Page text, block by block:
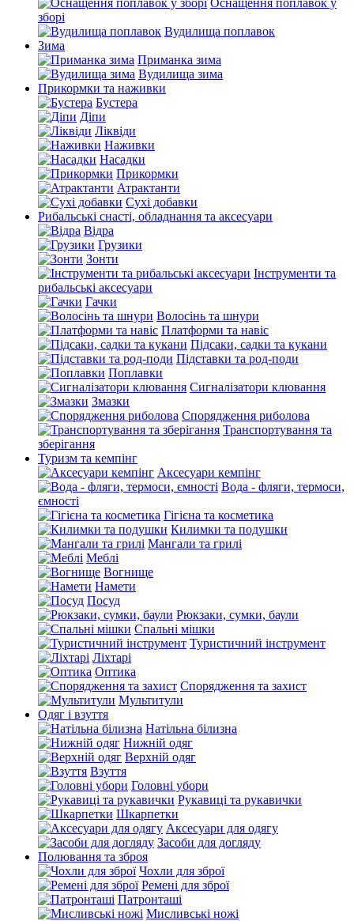
Оснащення поплавок у
зборі
Вудилища поплавок
Зима
Приманка зима
Вудилища зима
Прикормки та наживки
Бустера
Діпи
Ліквіди
Наживки
Насадки
Прикормки
Атрактанти
Сухі добавки
Рибальські снасті, обладнання та аксесуари
Відра
Грузики
Зонти
Інструменти та
рибальські аксесуари
Гачки
Волосінь та шнури
Платформи та навіс
Підсаки, садки та кукани
Підставки та род-поди
Поплавки
Сигналізатори клювання
Змазки
Спорядження риболова
Транспортування та
зберігання
Туризм та кемпінг
Аксесуари кемпінг
Вода - фляги, термоси,
ємності
Гігієна та косметика
Килимки та подушки
Мангали та грилі
Меблі
Вогнище
Намети
Посуд
Рюкзаки, сумки, баули
Спальні мішки
Туристичний інструмент
Ліхтарі
Оптика
Спорядження та захист
Мультитули
Одяг і взуття
Натільна білизна
Нижній одяг
Верхній одяг
Взуття
Головні убори
Рукавиці та рукавички
Шкарпетки
Аксесуари для одягу
Засоби для догляду
Полювання та зброя
Чохли для зброї
Ремені для зброї
Патронташі
Мисливські ножі